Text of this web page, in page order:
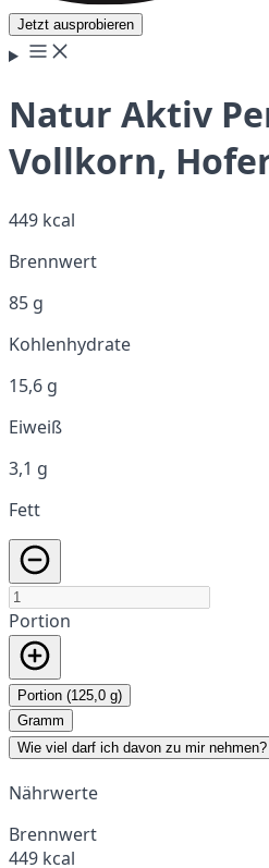
Jetzt ausprobieren
Natur Aktiv
Vollkorn,
449 kcal
Brennwert
85 g
Kohlenhydrate
15,6 g
Eiweiß
3,1 g
Fett
Portion
Portion (125,0 g)
Gramm
Wie viel darf ich davon zu mir nehmen?
Nährwerte
Brennwert
449 kcal